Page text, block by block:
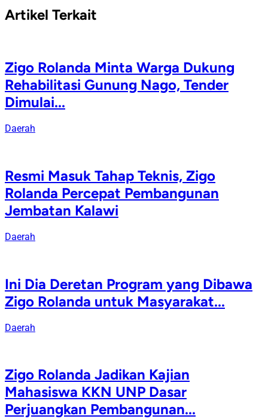
Artikel Terkait
Zigo Rolanda Minta Warga Dukung
Rehabilitasi Gunung Nago, Tender
Dimulai...
Daerah
Resmi Masuk Tahap Teknis, Zigo
Rolanda Percepat Pembangunan
Jembatan Kalawi
Daerah
Ini Dia Deretan Program yang Dibawa
Zigo Rolanda untuk Masyarakat...
Daerah
Zigo Rolanda Jadikan Kajian
Mahasiswa KKN UNP Dasar
Perjuangkan Pembangunan...